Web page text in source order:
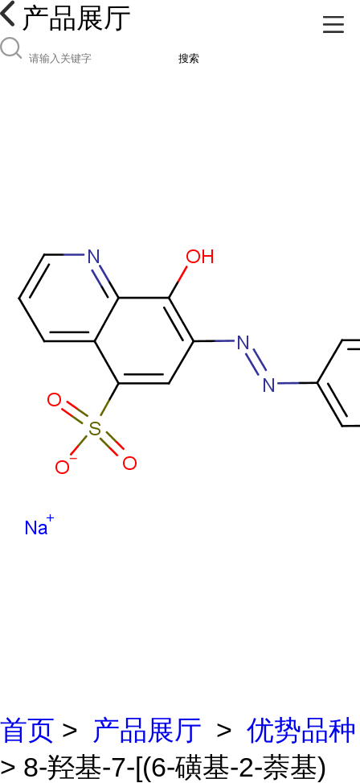
产品展厅
搜索
首页 > 产品展厅 > 优势品种
> 8-羟基-7-[(6-磺基-2-萘基)